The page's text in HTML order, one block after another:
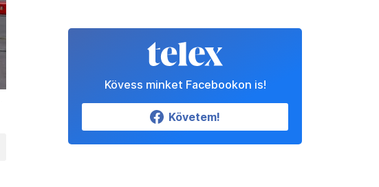
Kövess minket Facebookon is!
Követem!